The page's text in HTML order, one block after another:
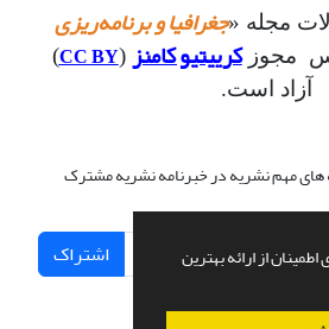
از ارائه بهترین
مجله «جغرافیا و برنامه‌ریزی
مجوزکرییتیو کامنز (
CC BY
)
آزاد است.
های مهم نشریه در خبرنامه نشریه مشترک
اشتراک